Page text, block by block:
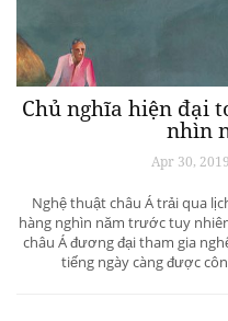
Chủ nghĩa hiện đại
nhìn
Apr 30,
Nghệ thuật châu Á trải qua
hàng nghìn năm trước tuy
châu Á đương đại tham gia
tiếng ngày càng được